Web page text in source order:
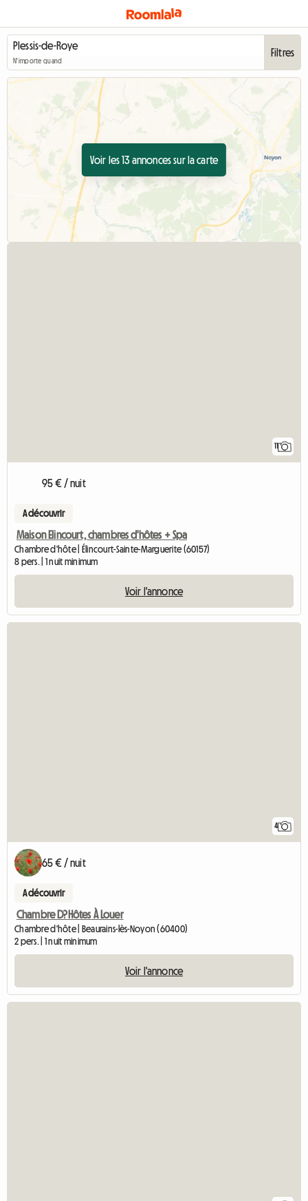
N'importe quand
Filtres
Voir les 13 annonces sur la carte
11
95 € / nuit
A découvrir
Maison Elincourt, chambres d'hôtes + Spa
Chambre d'hôte | Élincourt-Sainte-Marguerite (60157)
8 pers. | 1 nuit minimum
Voir l'annonce
4
65 € / nuit
A découvrir
Chambre D?Hôtes À Louer
Chambre d'hôte | Beaurains-lès-Noyon (60400)
2 pers. | 1 nuit minimum
Voir l'annonce